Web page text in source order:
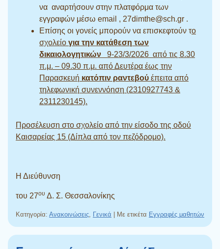
να αναρτήσουν στην πλατφόρμα των
εγγραφών μέσω email , 27dimthe@sch.gr .
Επίσης οι γονείς μπορούν να επισκεφτούν το
σχολείο για την κατάθεση των
δικαιολογητικών 9-23/3/2026 από τις 8.30
π.μ. – 09.30 π.μ. από Δευτέρα έως την
Παρασκευή κατόπιν ραντεβού έπειτα από
τηλεφωνική συνεννόηση (2310927743 &
2311230145).
Προσέλευση στο σχoλείο από την είσοδο της οδού
Καισαρείας 15 (Δίπλα από τον πεζόδρομο).
Η Διεύθυνση
του 27ου Δ. Σ. Θεσσαλονίκης
Κατηγορία: Ανακοινώσεις Γενικά Με ετικέτα Εγγραφές μαθητών